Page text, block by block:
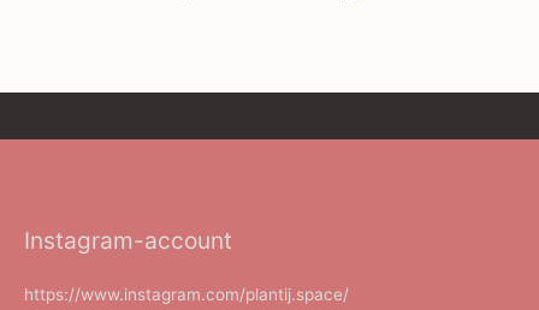
Instagram-account
https://www.instagram.com/plantij.space/